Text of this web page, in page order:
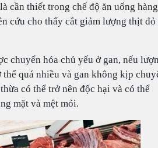
cần thiết trong chế độ ăn uống hàng
cứu cho thấy cắt giảm lượng thịt đỏ
chuyển hóa chủ yếu ở gan, nếu
quá nhiều và gan không kịp
có thể trở nên độc hại và có thể
mặt và mệt mỏi.